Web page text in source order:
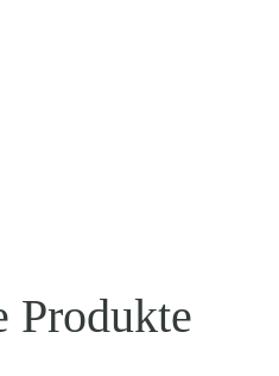
Produkte